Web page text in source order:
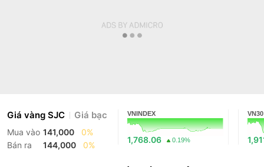
Giá vàng SJC Giá bạc
Mua vào 141,000
0%
Bán ra
144,000 0%
VNINDEX
1,768.06 0.19%
VN30